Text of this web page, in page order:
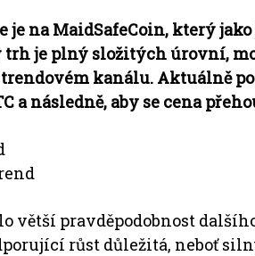
na MaidSafeCoin, který
je plný složitých úrovní,
kanálu. Aktuálně
a následně, aby se cena
větší pravděpodobnost
růst důležitá, neboť